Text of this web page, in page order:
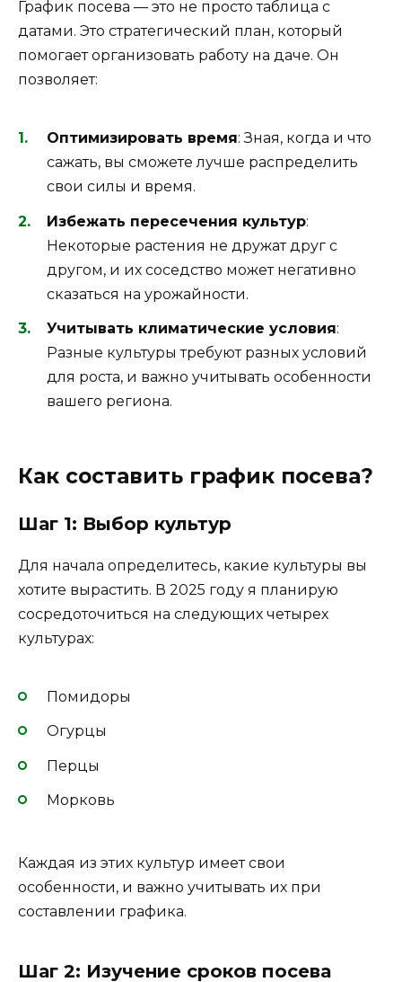
График посева — это не просто таблица с
датами. Это стратегический план, который
помогает организовать работу на даче. Он
позволяет:
Оптимизировать время: Зная, когда и что
сажать, вы сможете лучше распределить
свои силы и время.
Избежать пересечения культур:
Некоторые растения не дружат друг с
другом, и их соседство может негативно
сказаться на урожайности.
Учитывать климатические условия:
Разные культуры требуют разных условий
для роста, и важно учитывать особенности
вашего региона.
Как составить график посева?
Шаг 1: Выбор культур
Для начала определитесь, какие культуры вы
хотите вырастить. В 2025 году я планирую
сосредоточиться на следующих четырех
культурах:
Помидоры
Огурцы
Перцы
Морковь
Каждая из этих культур имеет свои
особенности, и важно учитывать их при
составлении графика.
Шаг 2: Изучение сроков посева